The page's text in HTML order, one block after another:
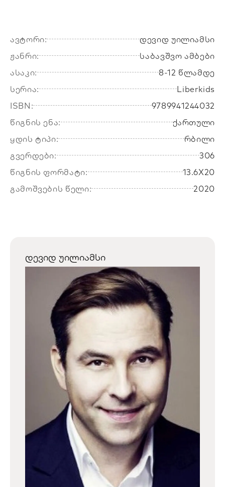
ავტორი:
დევიდ უილიამსი
ჟანრი:
საბავშვო ამბები
ასაკი:
8-12 წლამდე
სერია:
Liberkids
ISBN:
9789941244032
წიგნის ენა:
ქართული
ყდის ტიპი:
რბილი
გვერდები:
306
წიგნის ფორმატი:
13.6X20
გამოშვების წელი:
2020
დევიდ უილიამსი